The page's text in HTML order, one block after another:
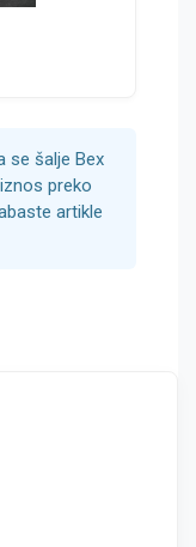
se šalje Bex
preko
artikle